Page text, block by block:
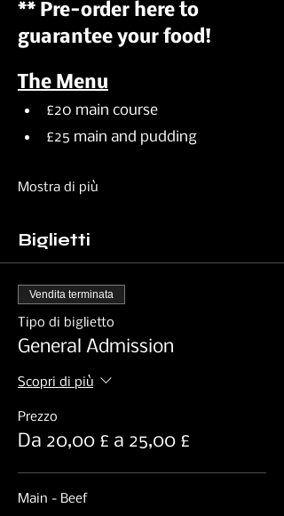
** Pre-order here to
guarantee your food!
The Menu
£20 main course
£25 main and pudding
Mostra di più
Biglietti
Vendita terminata
Tipo di biglietto
General Admission
Scopri di più
Prezzo
Da 20,00 £ a 25,00 £
Main - Beef